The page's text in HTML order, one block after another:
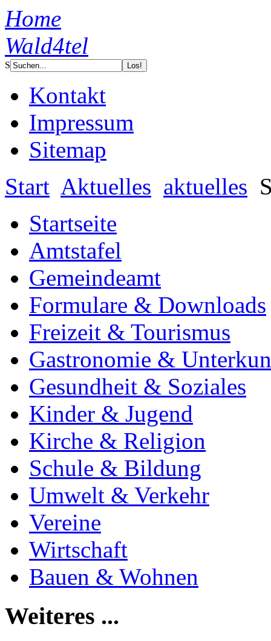
Home
Wald4tel
S
Kontakt
Impressum
Sitemap
Start Aktuelles aktuelles
Startseite
Amtstafel
Gemeindeamt
Formulare & Downloads
Freizeit & Tourismus
Gastronomie &
Gesundheit & Soziales
Kinder & Jugend
Kirche & Religion
Schule & Bildung
Umwelt & Verkehr
Vereine
Wirtschaft
Bauen & Wohnen
Weiteres ...